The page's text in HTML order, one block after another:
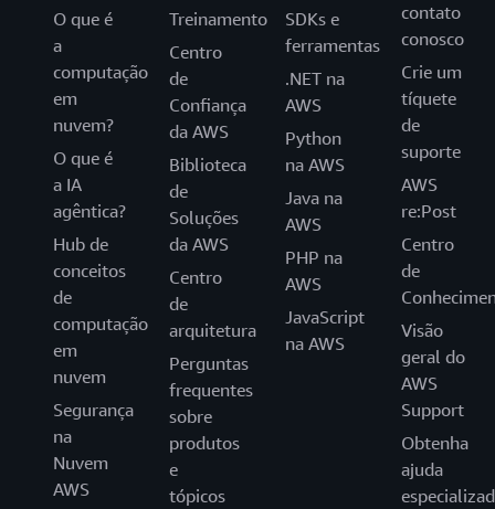
O que é
a
computação
em
nuvem?
O que é
a IA
agêntica?
Hub de
conceitos
de
computação
em
nuvem
Segurança
na
Nuvem
AWS
Treinamento
Centro
de
Confiança
da AWS
Biblioteca
de
Soluções
da AWS
Centro
de
arquitetura
Perguntas
frequentes
sobre
produtos
e
tópicos
SDKs e
ferramentas
.NET na
AWS
Python
na AWS
Java na
AWS
PHP na
AWS
JavaScript
na AWS
contato
conosco
Crie um
tíquete
de
suporte
AWS
re:Post
Centro
de
Visão
geral do
AWS
Support
Obtenha
ajuda